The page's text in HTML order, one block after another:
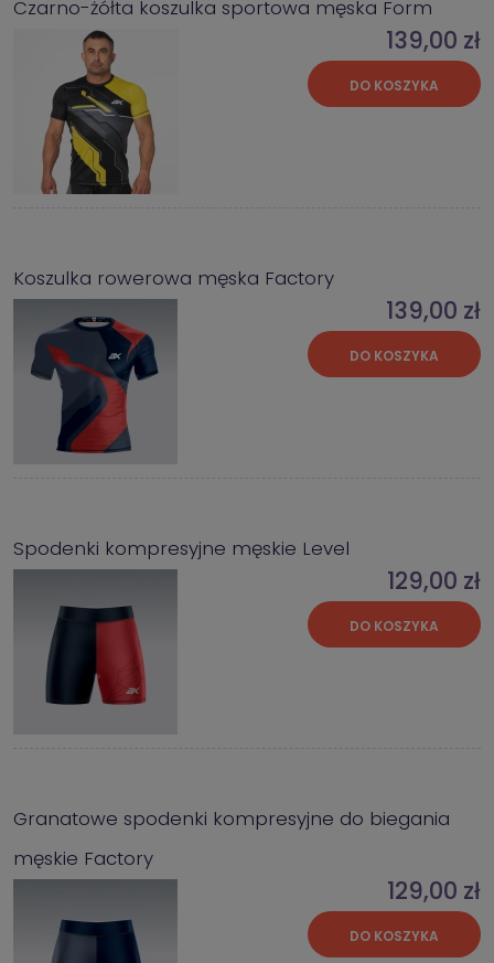
Czarno-żółta koszulka sportowa męska Form
139,00 zł
DO KOSZYKA
Koszulka rowerowa męska Factory
139,00 zł
DO KOSZYKA
Spodenki kompresyjne męskie Level
129,00 zł
DO KOSZYKA
Granatowe spodenki kompresyjne do biegania
męskie Factory
129,00 zł
DO KOSZYKA